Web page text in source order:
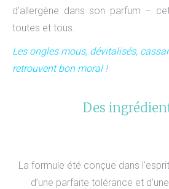
d’allergène dans son parfum –
toutes et tous.
Les ongles mous, dévitalisés,
retrouvent bon moral !
Des
La formule été conçue dans
d’une parfaite tolérance et